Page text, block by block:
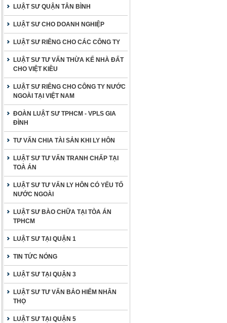
LUẬT SƯ QUẬN TÂN BÌNH
LUẬT SƯ CHO DOANH NGHIỆP
LUẬT SƯ RIÊNG CHO CÁC CÔNG TY
LUẬT SƯ TƯ VẤN THỪA KẾ NHÀ ĐẤT
CHO VIỆT KIỀU
LUẬT SƯ RIÊNG CHO CÔNG TY NƯỚC
NGOÀI TẠI VIỆT NAM
ĐOÀN LUẬT SƯ TPHCM - VPLS GIA
ĐÌNH
TƯ VẤN CHIA TÀI SẢN KHI LY HÔN
LUẬT SƯ TƯ VẤN TRANH CHẤP TẠI
TOÀ ÁN
LUẬT SƯ TƯ VẤN LY HÔN CÓ YẾU TỐ
NƯỚC NGOÀI
LUẬT SƯ BÀO CHỮA TẠI TÒA ÁN
TPHCM
LUẬT SƯ TẠI QUẬN 1
TIN TỨC NÓNG
LUẬT SƯ TẠI QUẬN 3
LUẬT SƯ TƯ VẤN BẢO HIỂM NHÂN
THỌ
LUẬT SƯ TẠI QUẬN 5